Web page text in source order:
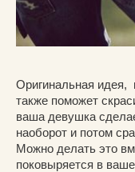
Оригинальная идея,
также поможет
ваша девушка
наоборот и потом
Можно делать это
поковыряется в